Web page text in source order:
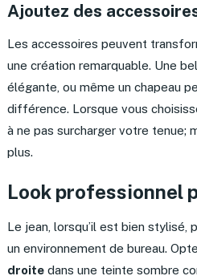
Ajoutez des
Les accessoires peuvent
une création remarquable. Une
élégante, ou même un chapeau
différence. Lorsque vous
à ne pas surcharger votre tenue;
plus.
Look professionnel
Le jean, lorsqu’il est bien stylisé,
un environnement de bureau.
droitedans une teinte sombre